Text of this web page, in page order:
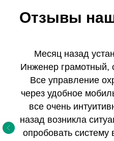
Отзывы
Месяц назад
Инженер грамотный,
Все управление
через удобное
все очень
назад возникла
опробовать